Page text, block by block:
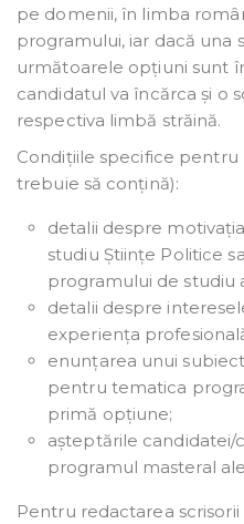
pe domenii, în limba
programului, iar dacă una
următoarele opțiuni sunt
candidatul va încărca și o
respectiva limbă străină.
Condițiile specifice pentru
trebuie să conțină):
detalii despre
studiu Științe Politice
programului de studiu
detalii despre
experiența
enunțarea unui
pentru tematica
primă opțiune;
așteptările candidatei/
programul masteral
Pentru redactarea